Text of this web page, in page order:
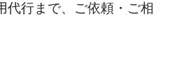
行まで、ご依頼・ご相